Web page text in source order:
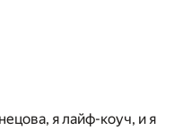
я лайф-коуч, и я